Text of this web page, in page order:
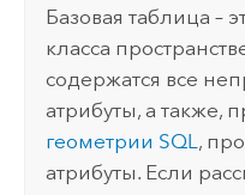
Базовая таблица –
класса
содержатся все
атрибуты, а также,
геометрии SQL,
атрибуты. Если